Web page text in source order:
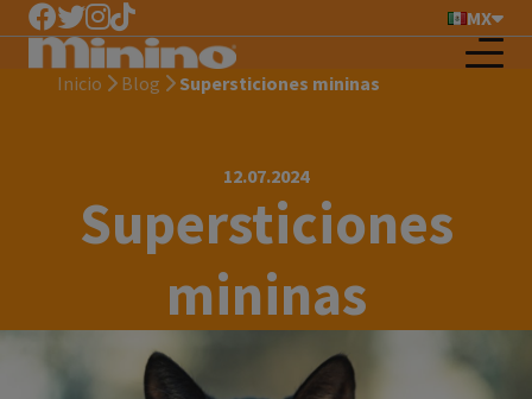
MX
Inicio Blog Supersticiones mininas
12.07.2024
Supersticiones
mininas